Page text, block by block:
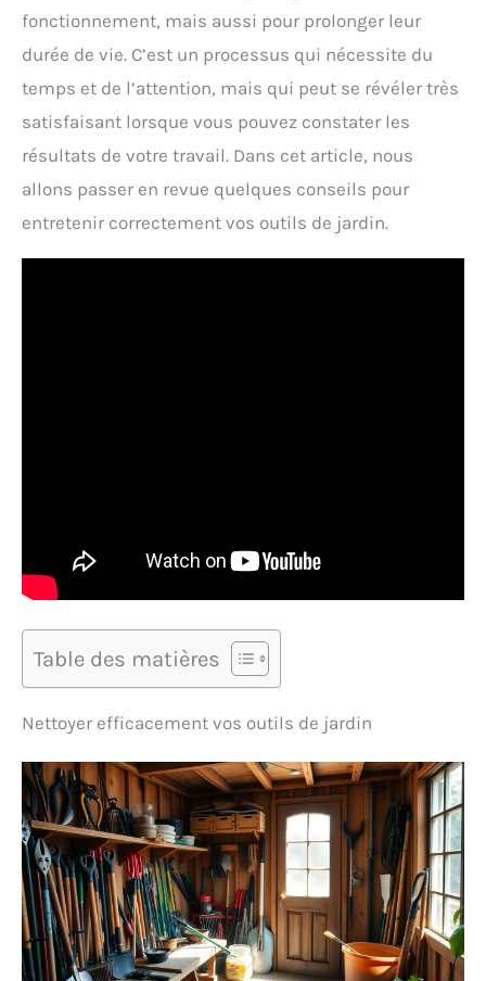
fonctionnement, mais aussi pour prolonger leur
durée de vie. C’est un processus qui nécessite du
temps et de l’attention, mais qui peut se révéler très
satisfaisant lorsque vous pouvez constater les
résultats de votre travail. Dans cet article, nous
allons passer en revue quelques conseils pour
entretenir correctement vos outils de jardin.
Table des matières
Nettoyer efficacement vos outils de jardin